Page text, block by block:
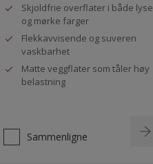
Skjoldfrie overflater i både lyse
og mørke farger
Flekkavvisende og suveren
vaskbarhet
Matte veggflater som tåler høy
belastning
Sammenligne